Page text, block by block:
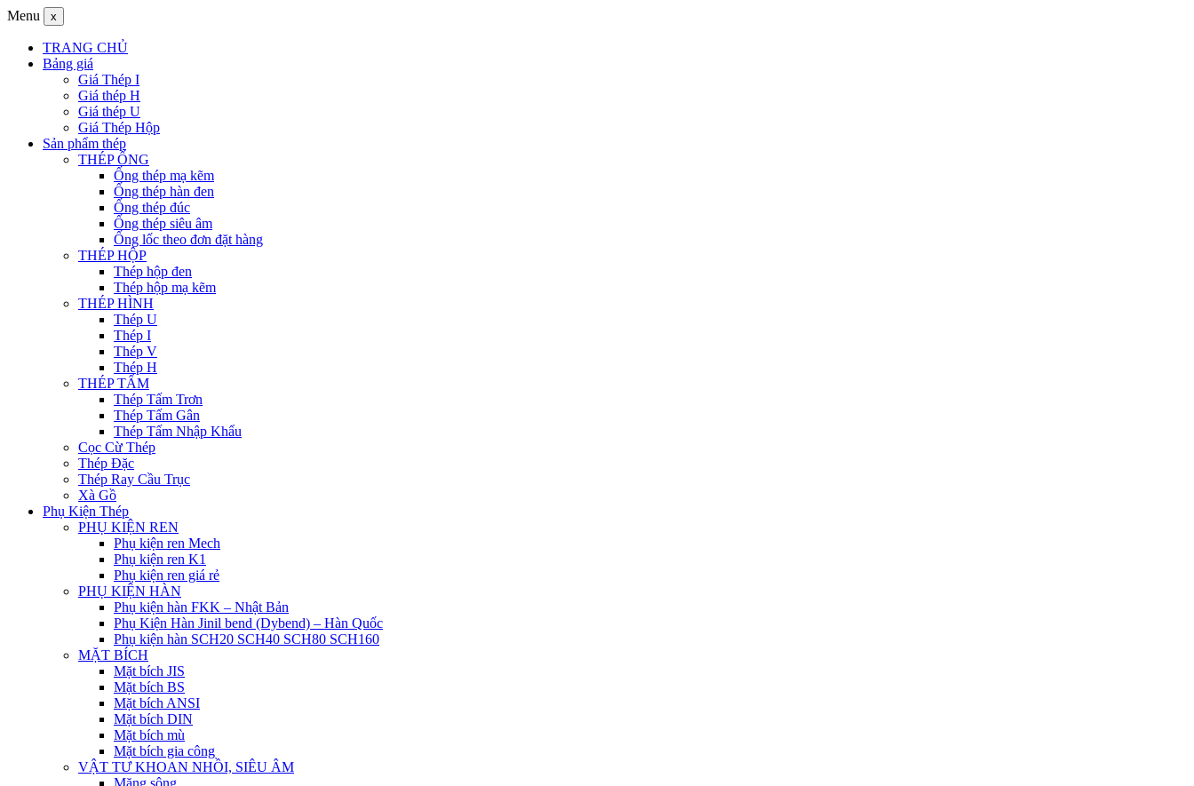
Menu x
TRANG CHỦ
Bảng giá
Giá Thép I
Giá thép H
Giá thép U
Giá Thép Hộp
Sản phẩm thép
THÉP ỐNG
Ống thép mạ kẽm
Ống thép hàn đen
Ống thép đúc
Ống thép siêu âm
Ống lốc theo đơn đặt hàng
THÉP HỘP
Thép hộp đen
Thép hộp mạ kẽm
THÉP HÌNH
Thép U
Thép I
Thép V
Thép H
THÉP TẤM
Thép Tấm Trơn
Thép Tấm Gân
Thép Tấm Nhập Khẩu
Cọc Cừ Thép
Thép Đặc
Thép Ray Cầu Trục
Xà Gồ
Phụ Kiện Thép
PHỤ KIỆN REN
Phụ kiện ren Mech
Phụ kiện ren K1
Phụ kiện ren giá rẻ
PHỤ KIỆN HÀN
Phụ kiện hàn FKK – Nhật Bản
Phụ Kiện Hàn Jinil bend (Dybend) – Hàn Quốc
Phụ kiện hàn SCH20 SCH40 SCH80 SCH160
MẶT BÍCH
Mặt bích JIS
Mặt bích BS
Mặt bích ANSI
Mặt bích DIN
Mặt bích mù
Mặt bích gia công
VẬT TƯ KHOAN NHỒI, SIÊU ÂM
Măng sông